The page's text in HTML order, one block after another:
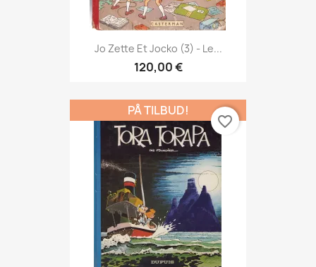
Jo Zette Et Jocko (3) - Le...
120,00 €
PÅ TILBUD!
favorite_border